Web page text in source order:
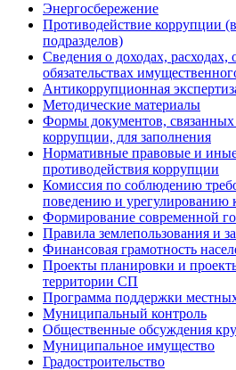
Энергосбережение
Противодействие коррупции
подразделов)
Сведения о доходах, расходах,
обязательствах
Антикоррупционная
Методические материалы
Формы документов, связанных
коррупции, для заполнения
Нормативные правовые и
противодействия коррупции
Комиссия по соблюдению
поведению и урегулированию
Формирование современной
Правила землепользования и
Финансовая грамотность
Проекты планировки и
территории СП
Программа поддержки
Муниципальный контроль
Общественные обсуждения
Муниципальное имущество
Градостроительство